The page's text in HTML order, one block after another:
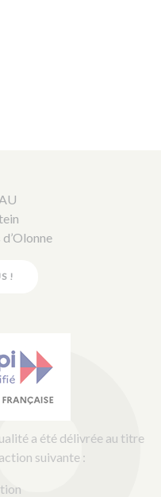
!
a été délivrée au titre
suivante :